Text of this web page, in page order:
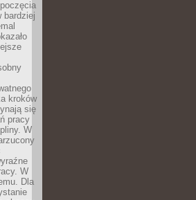
bardziej
kroków
się
pracy
W
W
Dla